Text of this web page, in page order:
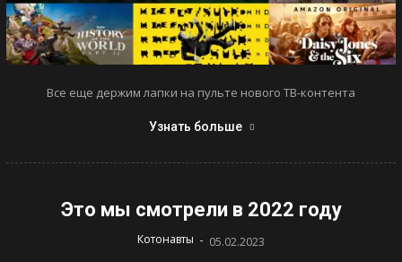
Все еще держим лапки на пульте нового ТВ-контента
Узнать больше
Это мы смотрели в 2022 году
Котонавты - 05.02.2023